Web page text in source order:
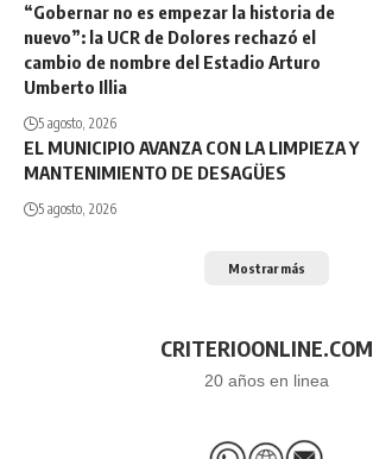
“Gobernar no es empezar la historia de
nuevo”: la UCR de Dolores rechazó el
cambio de nombre del Estadio Arturo
Umberto Illia
5 agosto, 2026
EL MUNICIPIO AVANZA CON LA LIMPIEZA Y
MANTENIMIENTO DE DESAGÜES
5 agosto, 2026
Mostrar más
CRITERIOONLINE.COM
20 años en linea